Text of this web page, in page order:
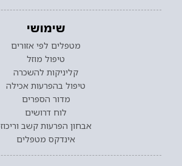
שימושי
מטפלים לפי אזורים
טיפול מוזל
קליניקות להשכרה
טיפול בהפרעות אכילה
מדור הספרים
לוח דרושים
אבחון הפרעות קשב וריכוז
אינדקס מטפלים